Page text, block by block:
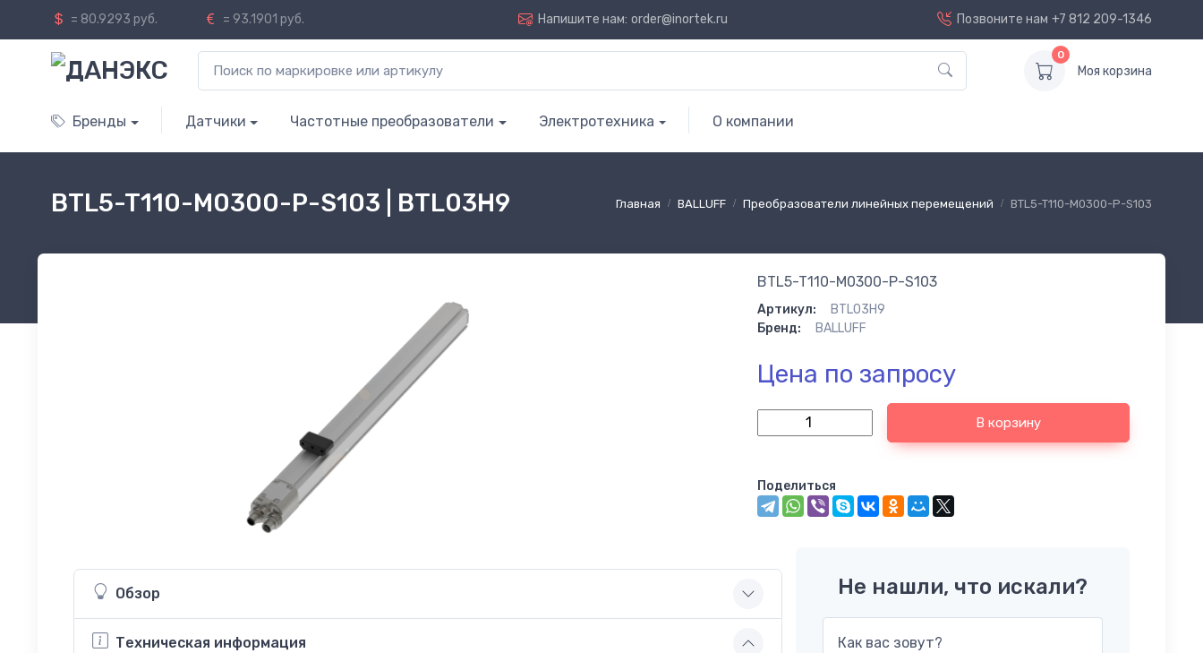
= 80.9293 руб. = 93.1901 руб. Напишите нам: order@inortek.ru Позвоните нам +7 812 209-1346
0
Моя корзина
Бренды Датчики Частотные преобразователи Электротехника О компании
Главная BALLUFF Преобразователи линейных перемещений BTL5-T110-M0300-P-S103
BTL5-T110-M0300-P-S103 | BTL03H9
BTL5-T110-M0300-P-S103
Артикул:
BTL03H9
Бренд:
BALLUFF
Цена по запросу
В корзину
Поделиться
Обзор
Техническая информация
Не нашли, что искали?
Как вас зовут?